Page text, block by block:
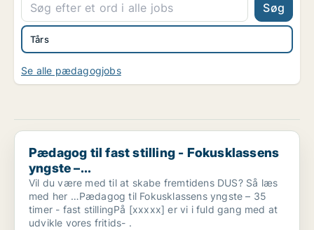
Søg
Tårs
Se alle pædagogjobs
Pædagog til fast stilling - Fokusklassens yngste –...
Pædagog til fast stilling - Fokusklassens
yngste –...
Vil du være med til at skabe fremtidens DUS? Så læs
med her …Pædagog til Fokusklassens yngste – 35
timer - fast stillingPå [xxxxx] er vi i fuld gang med at
udvikle vores fritids- .